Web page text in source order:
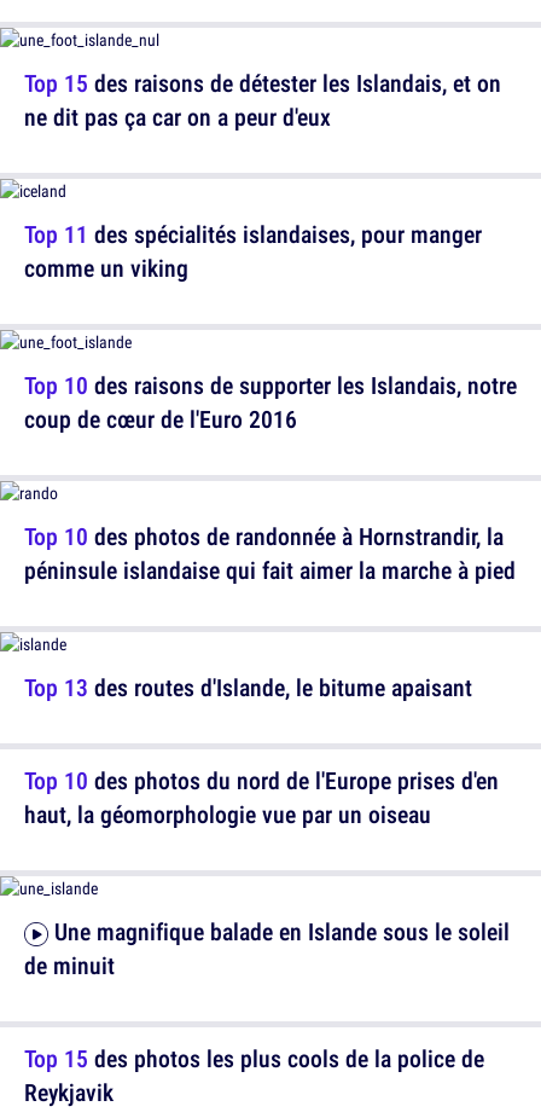
Top 11 des spécialités islandaises, pour manger
comme un viking
Top 10 des photos de randonnée à Hornstrandir, la
péninsule islandaise qui fait aimer la marche à pied
Top 10 des photos du nord de l'Europe prises d'en
haut, la géomorphologie vue par un oiseau
Top 15 des photos les plus cools de la police de
Reykjavik
Top 15 des raisons de détester les Islandais, et on
ne dit pas ça car on a peur d'eux
Top 10 des raisons de supporter les Islandais, notre
coup de cœur de l'Euro 2016
Top 13 des routes d'Islande, le bitume apaisant
de minuit